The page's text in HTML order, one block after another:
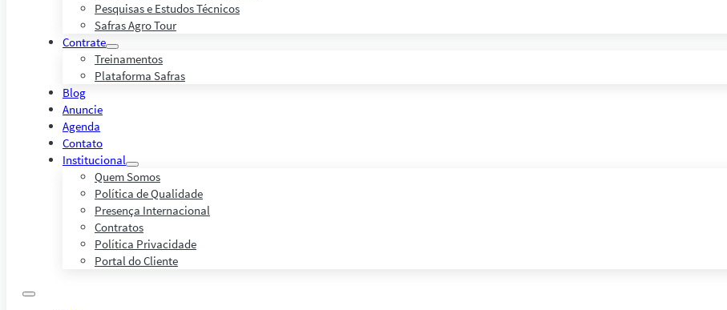
Pesquisas e Estudos Técnicos
Safras Agro Tour
Contrate
Treinamentos
Plataforma Safras
Blog
Anuncie
Agenda
Contato
Institucional
Quem Somos
Política de Qualidade
Presença Internacional
Contratos
Política Privacidade
Portal do Cliente